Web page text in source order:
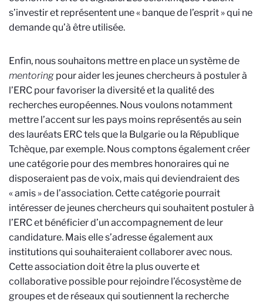
s’investir et représentent une « banque de l’esprit » qui ne
demande qu’à être utilisée.
Enfin, nous souhaitons mettre en place un système de
mentoring pour aider les jeunes chercheurs à postuler à
l’ERC pour favoriser la diversité et la qualité des
recherches européennes. Nous voulons notamment
mettre l’accent sur les pays moins représentés au sein
des lauréats ERC tels que la Bulgarie ou la République
Tchèque, par exemple. Nous comptons également créer
une catégorie pour des membres honoraires qui ne
disposeraient pas de voix, mais qui deviendraient des
« amis » de l’association. Cette catégorie pourrait
intéresser de jeunes chercheurs qui souhaitent postuler à
l’ERC et bénéficier d’un accompagnement de leur
candidature. Mais elle s’adresse également aux
institutions qui souhaiteraient collaborer avec nous.
Cette association doit être la plus ouverte et
collaborative possible pour rejoindre l’écosystème de
groupes et de réseaux qui soutiennent la recherche